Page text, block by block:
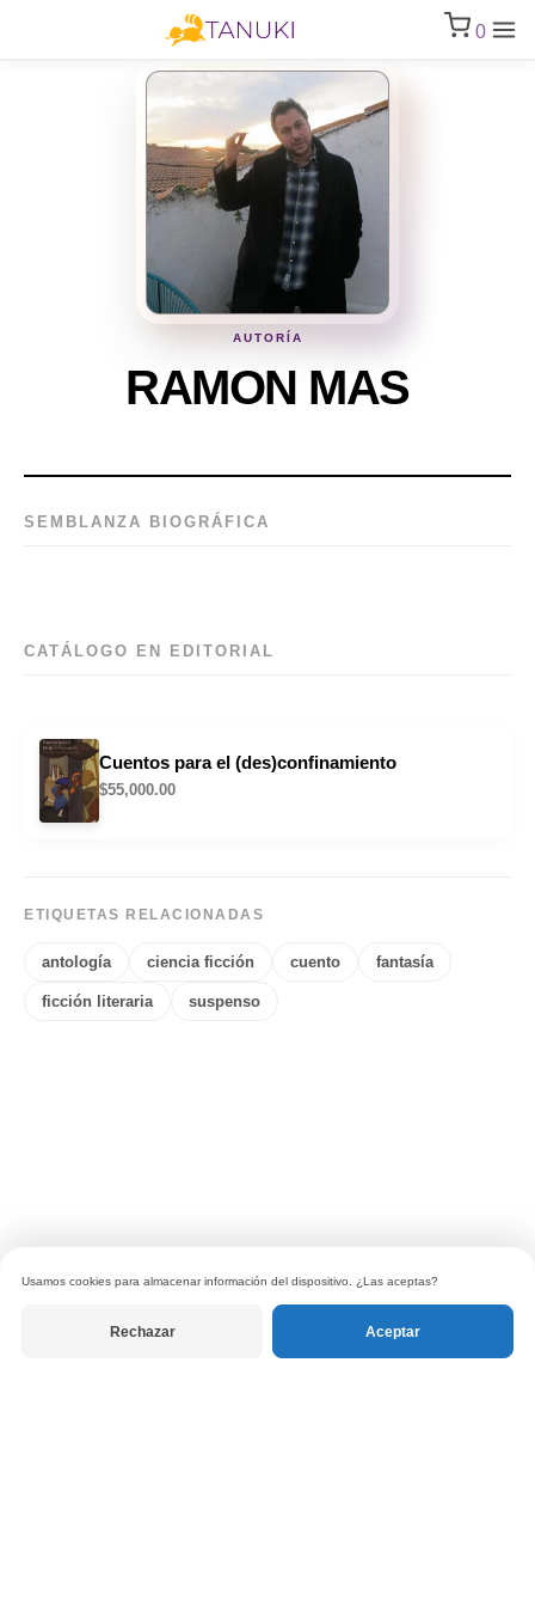
Usamos cookies para almacenar información del dispositivo. ¿Las aceptas?
Aceptar
Rechazar
0
AUTORÍA
RAMON MAS
SEMBLANZA BIOGRÁFICA
CATÁLOGO EN EDITORIAL
Cuentos para el (des)confinamiento
$55,000.00
ETIQUETAS RELACIONADAS
antología ciencia ficción cuento fantasía
ficción literaria suspenso